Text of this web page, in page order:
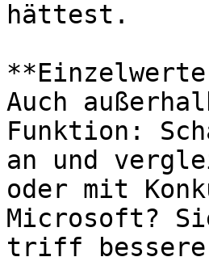
hättest.
Auch
Funktion:
an und
oder mit
Microsoft?
triff bessere